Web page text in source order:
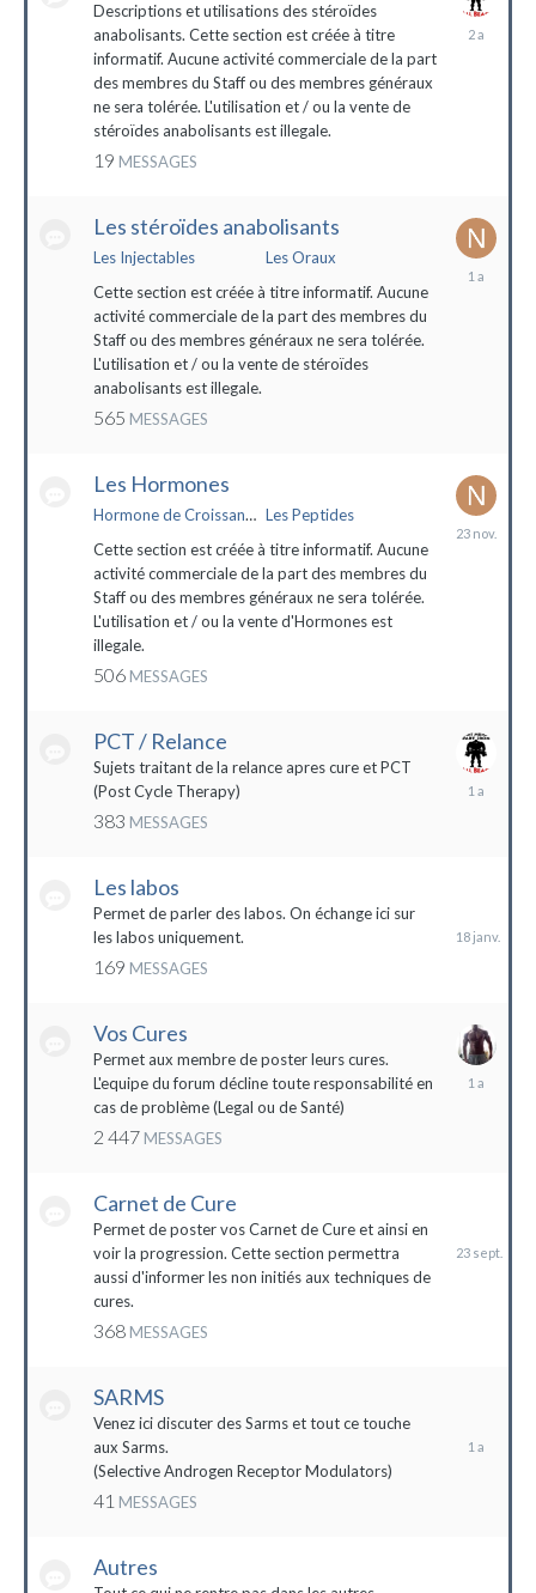
Descriptions et utilisations des stéroïdes
anabolisants. Cette section est créée à titre
informatif. Aucune activité commerciale de la part
des membres du Staff ou des membres généraux
ne sera tolérée. L'utilisation et / ou la vente de
stéroïdes anabolisants est illegale.
19 MESSAGES
26
Les stéroïdes anabolisants
Les Injectables
Les Oraux
Cette section est créée à titre informatif. Aucune
activité commerciale de la part des membres du
Staff ou des membres généraux ne sera tolérée.
L'utilisation et / ou la vente de stéroïdes
anabolisants est illegale.
565 MESSAGES
Les Hormones
Hormone de Croissance (HGH) Les Peptides
Cette section est créée à titre informatif. Aucune
activité commerciale de la part des membres du
Staff ou des membres généraux ne sera tolérée.
L'utilisation et / ou la vente d'Hormones est
illegale.
506 MESSAGES
23
PCT / Relance
Sujets traitant de la relance apres cure et PCT
(Post Cycle Therapy)
383 MESSAGES
13
Les labos
Permet de parler des labos. On échange ici sur
les labos uniquement.
169 MESSAGES
Vos Cures
Permet aux membre de poster leurs cures.
L'equipe du forum décline toute responsabilité en
cas de problème (Legal ou de Santé)
2 447 MESSAGES
28
Carnet de Cure
Permet de poster vos Carnet de Cure et ainsi en
voir la progression. Cette section permettra
aussi d'informer les non initiés aux techniques de
cures.
368 MESSAGES
2023
SARMS
Venez ici discuter des Sarms et tout ce touche
aux Sarms.
(Selective Androgen Receptor Modulators)
41 MESSAGES
2022
Autres